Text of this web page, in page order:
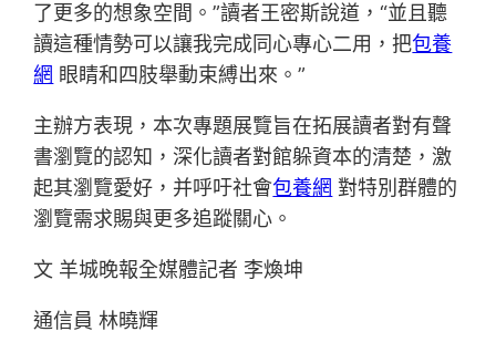
了更多的想象空間。”讀者王密斯說道，“並且聽
讀這種情勢可以讓我完成同心專心二用，把包養
網 眼睛和四肢舉動束縛出來。”
主辦方表現，本次專題展覽旨在拓展讀者對有聲
書瀏覽的認知，深化讀者對館躲資本的清楚，激
起其瀏覽愛好，并呼吁社會包養網 對特別群體的
瀏覽需求賜與更多追蹤關心。
文 羊城晚報全媒體記者 李煥坤
通信員 林曉輝